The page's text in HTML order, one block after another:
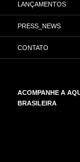
LANÇAMENTOS
PRESS_NEWS
CONTATO
ACOMPANHE A
BRASILEIRA